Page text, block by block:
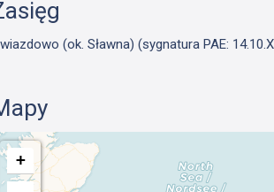
(ok. Sławna) (sygnatura PAE:
+